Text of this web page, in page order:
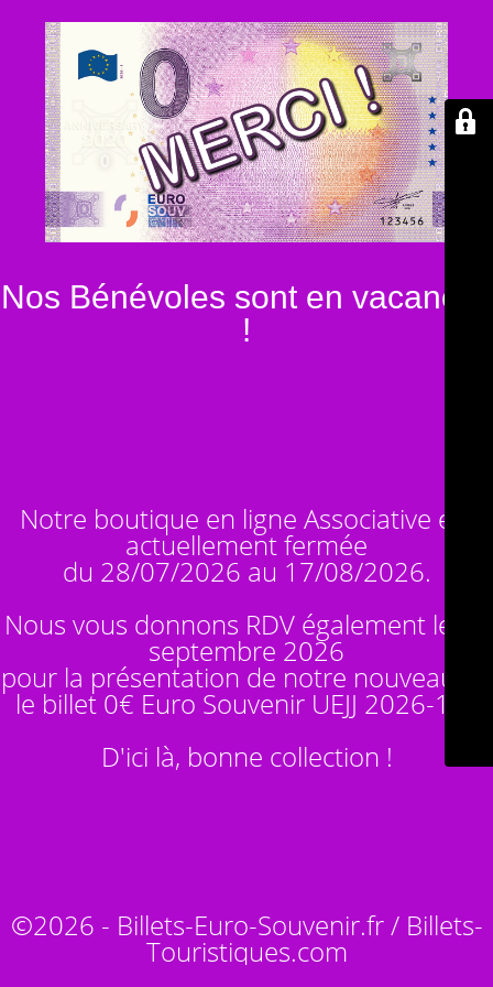
Nos Bénévoles sont en vacances
!
Notre boutique en ligne Associative est
actuellement fermée
du 28/07/2026 au 17/08/2026.
Nous vous donnons RDV également le 14
septembre 2026
pour la présentation de notre nouveauté :
le billet 0€ Euro Souvenir UEJJ 2026-10
D'ici là, bonne collection !
©2026 - Billets-Euro-Souvenir.fr / Billets-
Touristiques.com